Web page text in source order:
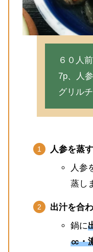
６０人
7p、人
グリル
人参を蒸す
人参
蒸し
出汁を合
鍋に
㏄・